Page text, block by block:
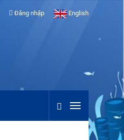
Đăng nhập English